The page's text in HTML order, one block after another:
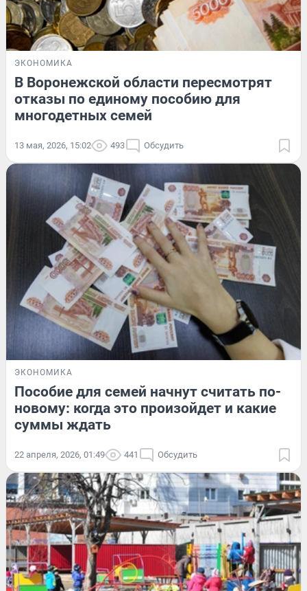
ЭКОНОМИКА
В Воронежской области пересмотрят
отказы по единому пособию для
многодетных семей
13 мая, 2026, 15:02 493 Обсудить
ЭКОНОМИКА
Пособие для семей начнут считать по-
новому: когда это произойдет и какие
суммы ждать
22 апреля, 2026, 01:49 441 Обсудить